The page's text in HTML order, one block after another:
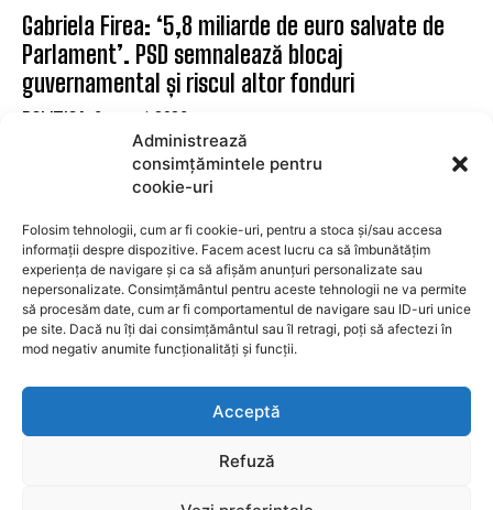
Administrează
consimțămintele pentru
cookie-uri
Folosim tehnologii, cum ar fi cookie-uri, pentru a stoca și/sau accesa
informații despre dispozitive. Facem acest lucru ca să îmbunătățim
experiența de navigare și ca să afișăm anunțuri personalizate sau
nepersonalizate. Consimțământul pentru aceste tehnologii ne va permite
să procesăm date, cum ar fi comportamentul de navigare sau ID-uri unice
pe site. Dacă nu îți dai consimțământul sau îl retragi, poți să afectezi în
mod negativ anumite funcționalități și funcții.
Acceptă
Refuză
Gabriela Firea: ‘5,8 miliarde de euro salvate de
Parlament’. PSD semnalează blocaj
guvernamental și riscul altor fonduri
POLITICA 6 august 2026
Senatori USR și PNL contestă la CCR legea
integrității invocând CEDO și CJUE
SUBSCRIBE
I WANT IN
Privacy Policy